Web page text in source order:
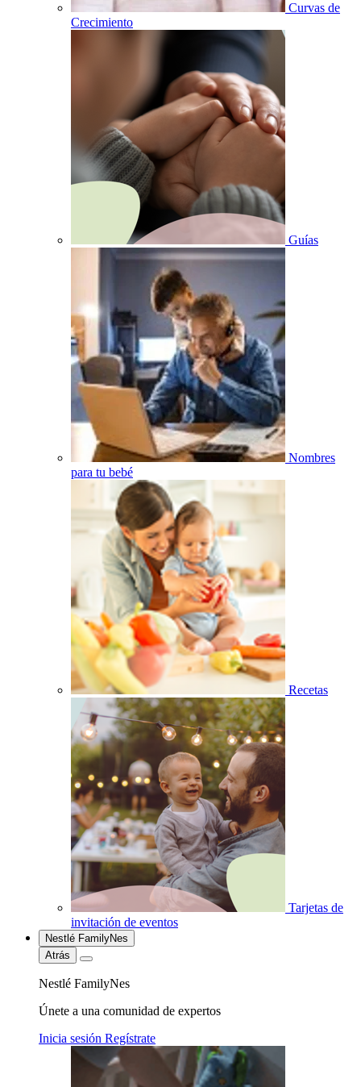
Curvas de
Crecimiento
Guías
Nombres
para tu bebé
Recetas
Tarjetas de
invitación de eventos
Nestlé FamilyNes
Atrás
Nestlé FamilyNes
Únete a una comunidad de expertos
Inicia sesión Regístrate